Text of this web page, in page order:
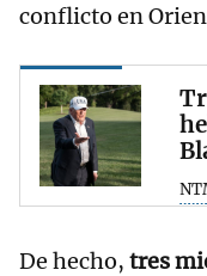
conflicto en
De hecho, tres